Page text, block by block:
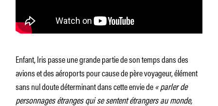
Enfant, Iris passe une grande partie de son temps dans des
avions et des aéroports pour cause de père voyageur, élément
sans nul doute déterminant dans cette envie de« parler de
personnages étranges qui se sentent étrangers au monde,